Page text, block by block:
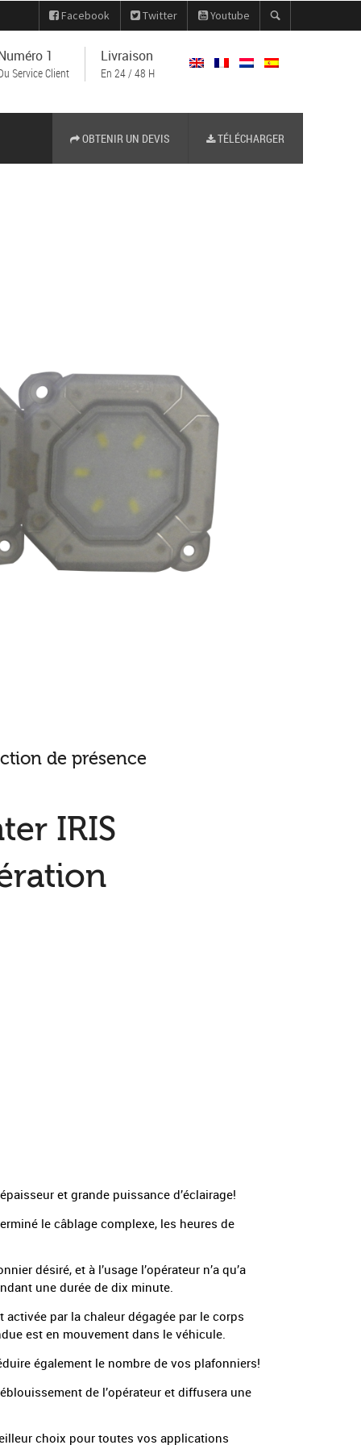
Facebook Twitter Youtube
1
Service Client
Livraison
En 24 / 48 H
TÉLÉCHARGER
OBTENIR UN DEVIS
de présence
IRIS
et grande puissance d’éclairage!
le câblage complexe, les heures de
désiré, et à l’usage l’opérateur n’a qu’a
une durée de dix minute.
activée par la chaleur dégagée par le corps
est en mouvement dans le véhicule.
également le nombre de vos plafonniers!
de l’opérateur et diffusera une
choix pour toutes vos applications